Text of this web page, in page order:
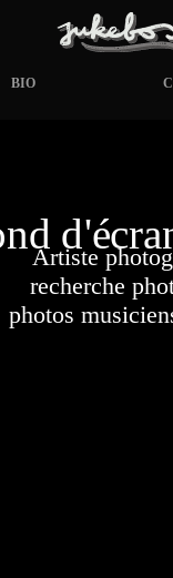
BIO
Artiste
recherche
photos